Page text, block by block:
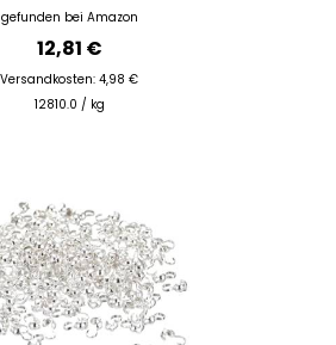
gefunden bei Amazon
12,81 €
Versandkosten: 4,98 €
12810.0 / kg